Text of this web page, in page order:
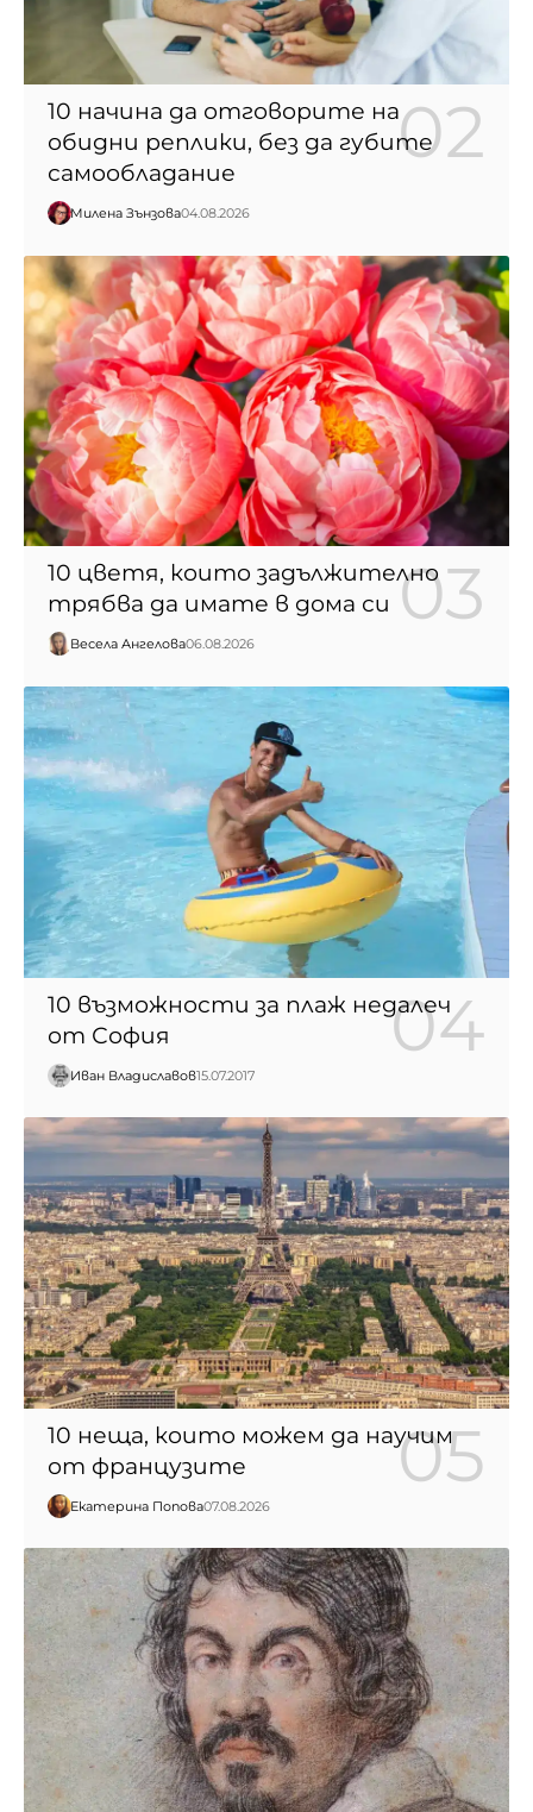
10 начина да отговорите на
обидни реплики, без да губите
самообладание
Милена Зънзова04.08.2026
10 цветя, които задължително
трябва да имате в дома си
Весела Ангелова06.08.2026
10 възможности за плаж недалеч
от София
Иван Владиславов15.07.2017
10 неща, които можем да научим
от французите
Екатерина Попова07.08.2026